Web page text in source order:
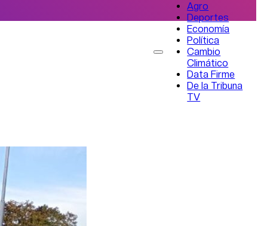
Agro
Deportes
Economía
Política
Cambio
Climático
Data Firme
De la Tribuna
TV